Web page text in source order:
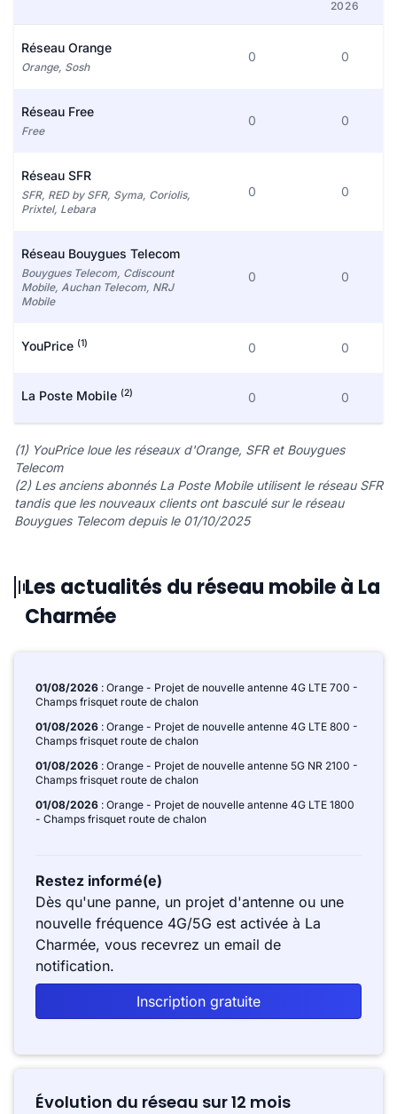
2026
Réseau Orange
Orange, Sosh
0 0
Réseau Free
Free
0 0
Réseau SFR
SFR, RED by SFR, Syma, Coriolis,
Prixtel, Lebara
0 0
Réseau Bouygues Telecom
Bouygues Telecom, Cdiscount
Mobile, Auchan Telecom, NRJ
Mobile
0 0
YouPrice (1) 0 0
La Poste Mobile (2) 0 0
(1) YouPrice loue les réseaux d'Orange, SFR et Bouygues
Telecom
(2) Les anciens abonnés La Poste Mobile utilisent le réseau SFR
tandis que les nouveaux clients ont basculé sur le réseau
Bouygues Telecom depuis le 01/10/2025
Les actualités du réseau mobile à La
Charmée
01/08/2026 : Orange - Projet de nouvelle antenne 4G LTE 700 -
Champs frisquet route de chalon
01/08/2026 : Orange - Projet de nouvelle antenne 4G LTE 800 -
Champs frisquet route de chalon
01/08/2026 : Orange - Projet de nouvelle antenne 5G NR 2100 -
Champs frisquet route de chalon
01/08/2026 : Orange - Projet de nouvelle antenne 4G LTE 1800
- Champs frisquet route de chalon
Restez informé(e)
Dès qu'une panne, un projet d'antenne ou une
nouvelle fréquence 4G/5G est activée à La
Charmée, vous recevrez un email de
notification.
Inscription gratuite
Évolution du réseau sur 12 mois